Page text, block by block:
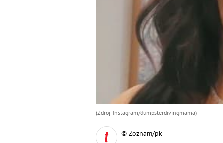
(Zdroj: Instagram/dumpsterdivingmama)
© Zoznam/pk